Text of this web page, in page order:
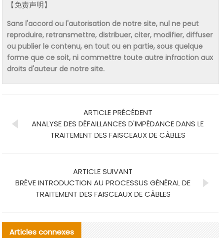
【免责声明】
Sans l'accord ou l'autorisation de notre site, nul ne peut
reproduire, retransmettre, distribuer, citer, modifier, diffuser
ou publier le contenu, en tout ou en partie, sous quelque
forme que ce soit, ni commettre toute autre infraction aux
droits d'auteur de notre site.
ARTICLE PRÉCÉDENT
ANALYSE DES DÉFAILLANCES D'IMPÉDANCE DANS LE
TRAITEMENT DES FAISCEAUX DE CÂBLES
ARTICLE SUIVANT
BRÈVE INTRODUCTION AU PROCESSUS GÉNÉRAL DE
TRAITEMENT DES FAISCEAUX DE CÂBLES
Articles connexes